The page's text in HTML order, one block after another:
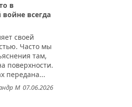
в
всегда
своей
Часто мы
там,
поверхности.
передана...
07.06.2026
М